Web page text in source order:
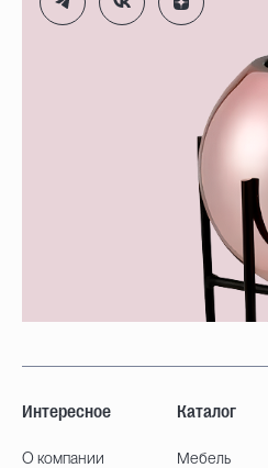
Интересное
О компании
Каталог
Мебель